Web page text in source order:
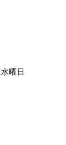
曜日